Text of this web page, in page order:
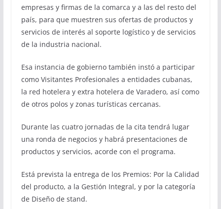
empresas y firmas de la comarca y a las del resto del
país, para que muestren sus ofertas de productos y
servicios de interés al soporte logístico y de servicios
de la industria nacional.
Esa instancia de gobierno también instó a participar
como Visitantes Profesionales a entidades cubanas,
la red hotelera y extra hotelera de Varadero, así como
de otros polos y zonas turísticas cercanas.
Durante las cuatro jornadas de la cita tendrá lugar
una ronda de negocios y habrá presentaciones de
productos y servicios, acorde con el programa.
Está prevista la entrega de los Premios: Por la Calidad
del producto, a la Gestión Integral, y por la categoría
de Diseño de stand.